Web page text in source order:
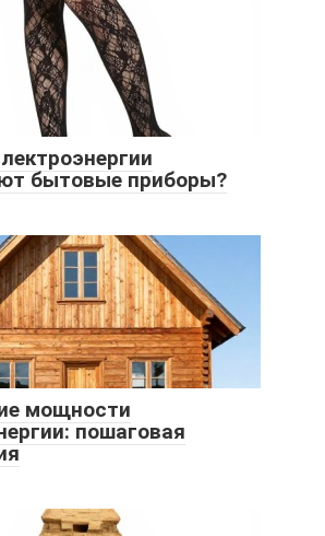
бытовые приборы?
мощности
пошаговая